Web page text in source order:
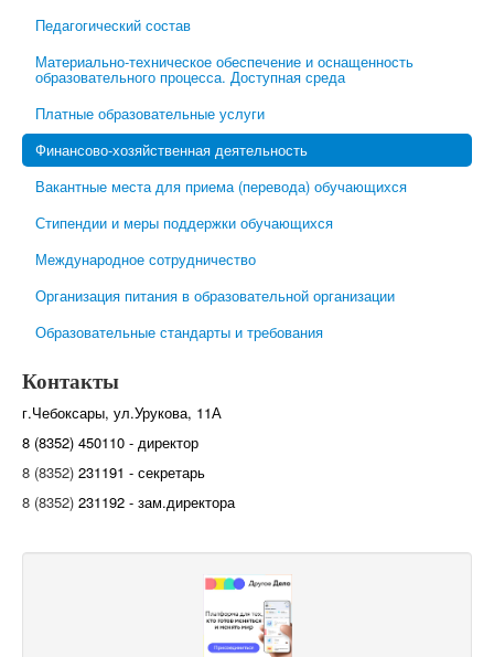
Обратная связь
Школьная психологическая помощь
Педагогический состав
Материально-техническое обеспечение и оснащенность
образовательного процесса. Доступная среда
Платные образовательные услуги
Финансово-хозяйственная деятельность
Вакантные места для приема (перевода) обучающихся
Стипендии и меры поддержки обучающихся
Международное сотрудничество
Организация питания в образовательной организации
Образовательные стандарты и требования
Контакты
г.Чебоксары, ул.Урукова, 11А
8 (8352) 450110 - директор
8 (8352) 231191 - секретарь
8 (8352) 231192 - зам.директора